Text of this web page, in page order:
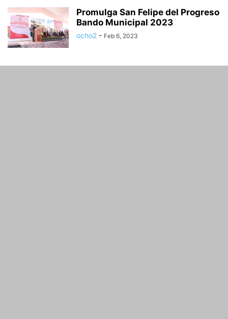
Promulga San Felipe del Progreso
Bando Municipal 2023
ocho2 - Feb 6, 2023